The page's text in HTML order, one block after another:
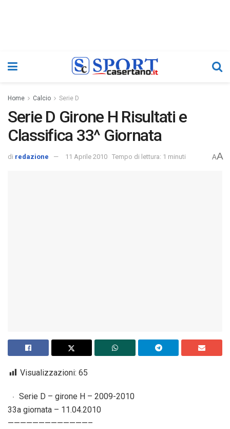
Home Calcio Serie D
Serie D Girone H Risultati e
Classifica 33^ Giornata
di redazione 11 Aprile 2010 Tempo di lettura: 1 minuti AA
Visualizzazioni: 65
Serie D – girone H – 2009-2010
33a giornata – 11.04.2010
—————————————–